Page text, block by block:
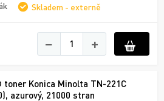
Skladem - externě
− +
toner Konica Minolta TN-221C
azurový, 21000 stran